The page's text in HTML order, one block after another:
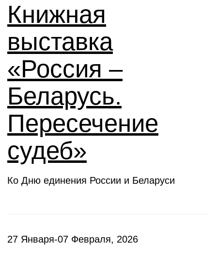
Книжная
выставка
«Россия –
Беларусь.
Пересечение
судеб»
Ко Дню единения России и Беларуси
27 Января-07 Февраля, 2026